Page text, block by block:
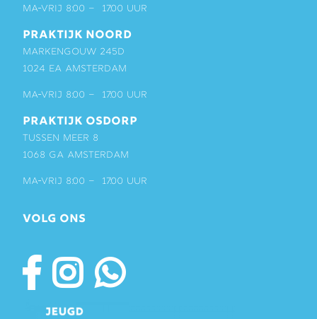
ma-vrij 8:00 – 17:00 uur
PRAKTIJK NOORD
Markengouw 245D
1024 EA Amsterdam
ma-vrij 8:00 – 17:00 uur
PRAKTIJK OSDORP
Tussen Meer 8
1068 GA Amsterdam
ma-vrij 8:00 – 17:00 uur
VOLG ONS